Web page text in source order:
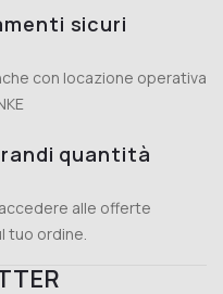
sicuri
con locazione operativa
quantità
alle offerte
tuo ordine.